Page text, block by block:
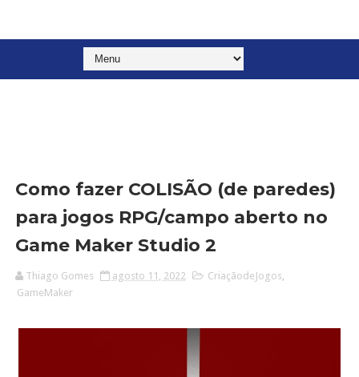
Como fazer COLISÃO (de paredes)
para jogos RPG/campo aberto no
Game Maker Studio 2
Thiago Gomes agosto 11, 2022 CriaçãodeJogos
GameMaker